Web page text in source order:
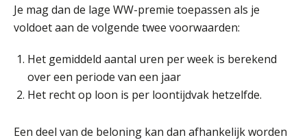
Je mag dan de lage WW-premie toepassen als je
voldoet aan de volgende twee voorwaarden:
Het gemiddeld aantal uren per week is berekend
over een periode van een jaar
Het recht op loon is per loontijdvak hetzelfde.
Een deel van de beloning kan dan afhankelijk worden